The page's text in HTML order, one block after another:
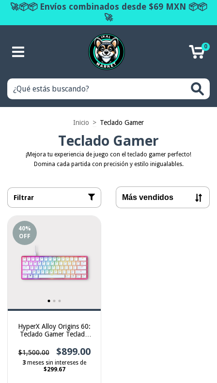
🚀📦📦 Envíos combinados desde $69 MXN 📦📦
🚀
0
Inicio > Teclado Gamer
Teclado Gamer
¡Mejora tu experiencia de juego con el teclado gamer perfecto!
Domina cada partida con precisión y estilo inigualables.
Filtrar
40%
OFF
HyperX Alloy Origins 60:
Teclado Gamer Teclado
$1,500.00
$899.00
3 meses sin intereses de
$299.67